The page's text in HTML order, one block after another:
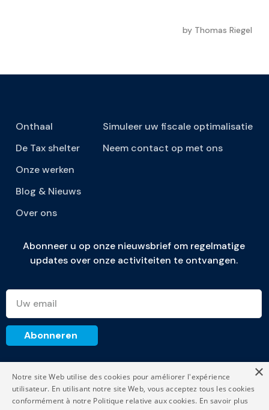
by Thomas Riegel
Onthaal
De Tax shelter
Onze werken
Blog & Nieuws
Over ons
Simuleer uw fiscale optimalisatie
Neem contact op met ons
Abonneer u op onze nieuwsbrief om regelmatige
updates over onze activiteiten te ontvangen.
invest@casakafka.be
29, Louis Schmidtlaan, Bus 6
1040, Brussels
×
Notre site Web utilise des cookies pour améliorer l'expérience
utilisateur. En utilisant notre site Web, vous acceptez tous les cookies
conformément à notre Politique relative aux cookies. En savoir plus